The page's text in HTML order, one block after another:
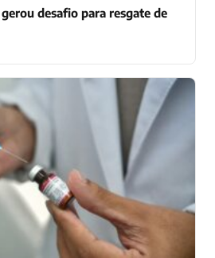
desafio para resgate de